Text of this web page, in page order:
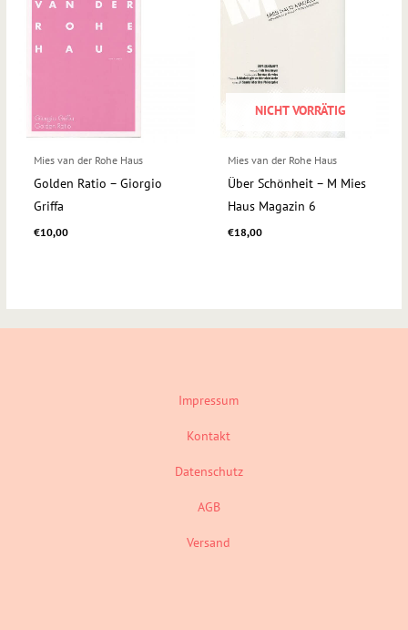
Mies van der Rohe Haus
Golden Ratio – Giorgio
Griffa
€10,00
NICHT VORRÄTIG
Mies van der Rohe Haus
Über Schönheit – M Mies
Haus Magazin 6
€18,00
Impressum
Kontakt
Datenschutz
AGB
Versand